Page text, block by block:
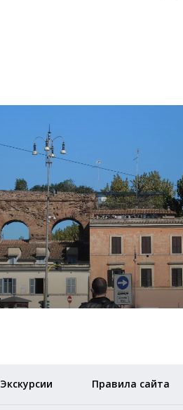
Экскурсии Правила сайта